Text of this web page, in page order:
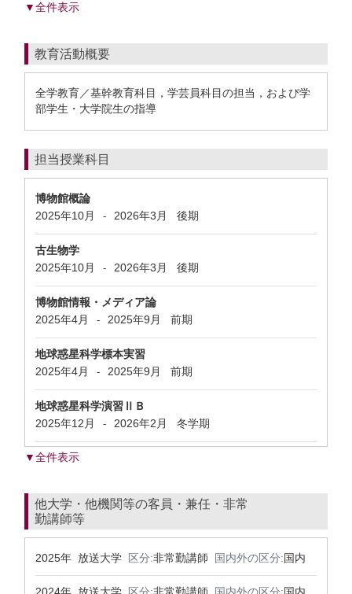
▼全件表示
教育活動概要
全学教育／基幹教育科目，学芸員科目の担当，および学
部学生・大学院生の指導
担当授業科目
博物館概論
2025年10月
- 2026年3月 後期
古生物学
2025年10月
- 2026年3月 後期
博物館情報・メディア論
2025年4月
- 2025年9月 前期
地球惑星科学標本実習
2025年4月
- 2025年9月 前期
地球惑星科学演習ⅡＢ
2025年12月
- 2026年2月 冬学期
▼全件表示
他大学・他機関等の客員・兼任・非常
勤講師等
2025年 放送大学 区分:非常勤講師 国内外の区分:国内